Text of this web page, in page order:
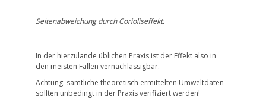
Seitenabweichung durch Corioliseffekt.
In der hierzulande üblichen Praxis ist der Effekt also in
den meisten Fällen vernachlässigbar.
Achtung: sämtliche theoretisch ermittelten Umweltdaten
sollten unbedingt in der Praxis verifiziert werden!